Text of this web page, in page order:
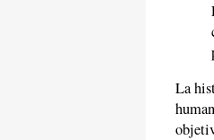
La